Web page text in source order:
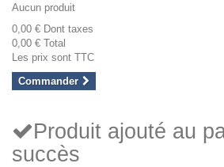
Aucun produit
0,00 € Dont taxes
0,00 € Total
Les prix sont TTC
Commander
Produit ajouté au
succès